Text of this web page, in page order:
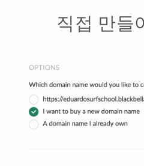
직접 만들